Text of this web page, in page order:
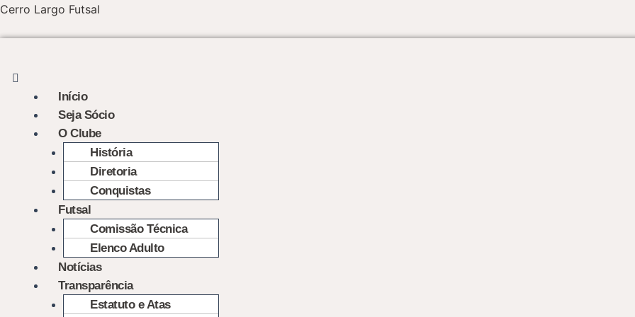
Skip
Cerro Largo Futsal
Menu
Início
Seja Sócio
O Clube
História
Diretoria
Conquistas
Futsal
Comissão Técnica
Elenco Adulto
Notícias
Transparência
Estatuto e Atas
Post